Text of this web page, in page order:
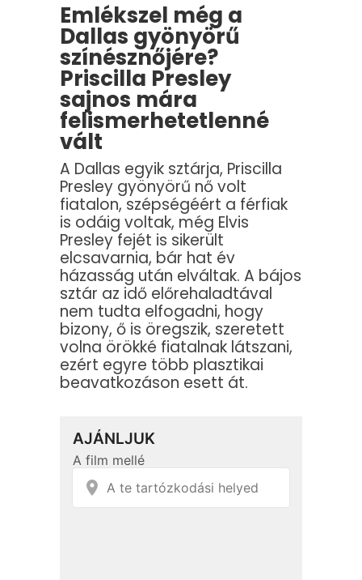
Emlékszel még a
Dallas gyönyörű
színésznőjére?
Priscilla Presley
sajnos mára
felismerhetetlenné
vált
A Dallas egyik sztárja, Priscilla
Presley gyönyörű nő volt
fiatalon, szépségéért a férfiak
is odáig voltak, még Elvis
Presley fejét is sikerült
elcsavarnia, bár hat év
házasság után elváltak. A bájos
sztár az idő előrehaladtával
nem tudta elfogadni, hogy
bizony, ő is öregszik, szeretett
volna örökké fiatalnak látszani,
ezért egyre több plasztikai
beavatkozáson esett át.